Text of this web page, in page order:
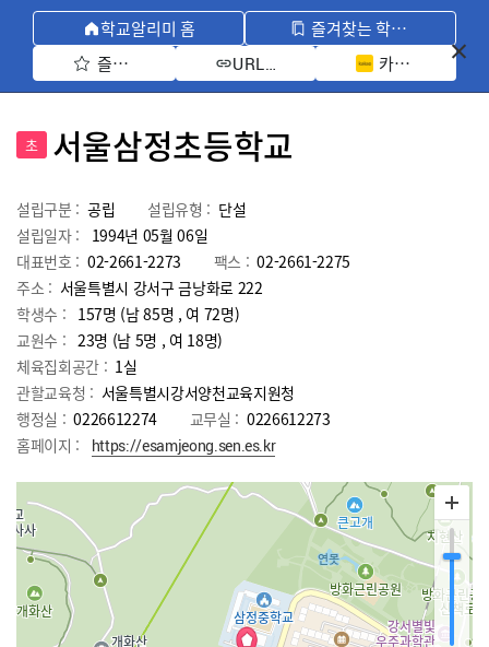
학교알리미 홈
즐겨찾는 학교 모아보기
즐겨찾기 선택
URL 복사 카카오톡 공유
초 서울삼정초등학교
설립구분 : 공립 설립유형 : 단설
설립일자 :
1994년 05월 06일
대표번호 : 02-2661-2273 팩스 : 02-2661-2275
주소 : 서울특별시 강서구 금낭화로 222
학생수 : 157명 (남 85명 , 여 72명)
교원수 : 23명 (남 5명 , 여 18명)
체육집회공간 : 1실
관할교육청 : 서울특별시강서양천교육지원청
행정실 : 0226612274 교무실 : 0226612273
홈페이지 :
https://esamjeong.sen.es.kr